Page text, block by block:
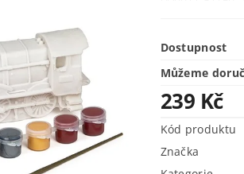
Dostupnost
Můžeme
239 Kč
Kód produktu
Značka